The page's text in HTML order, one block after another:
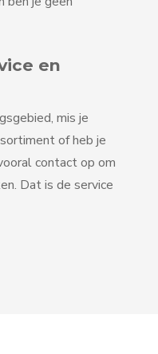
en
mis je
of heb je
contact op om
Dat is de service